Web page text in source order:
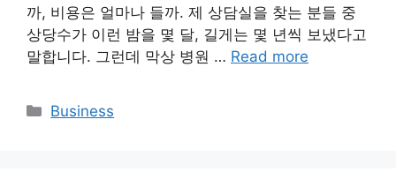
까, 비용은 얼마나 들까. 제 상담실을 찾는 분들 중
상당수가 이런 밤을 몇 달, 길게는 몇 년씩 보냈다고
말합니다. 그런데 막상 병원 … Read more
Categories
Business